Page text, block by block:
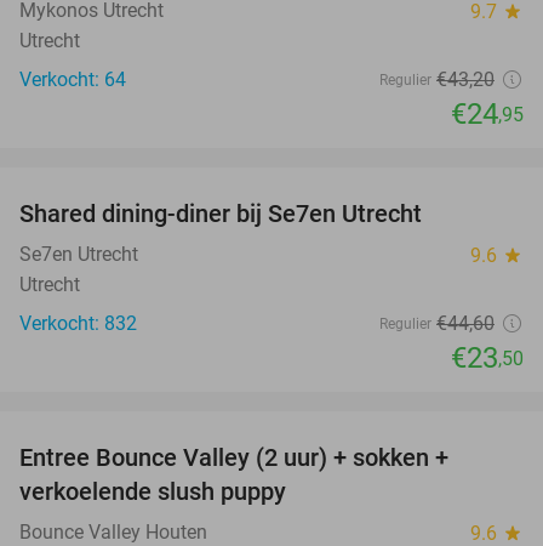
Mykonos Utrecht 9.7 star
Utrecht
Verkocht: 64
Regulier €43,20
€24,95
Shared dining-diner bij Se7en Utrecht
Se7en Utrecht 9.6 star
Utrecht
Verkocht: 832
Regulier €44,60
€23,50
Entree Bounce Valley (2 uur) + sokken +
verkoelende slush puppy
Bounce Valley Houten 9.6 star